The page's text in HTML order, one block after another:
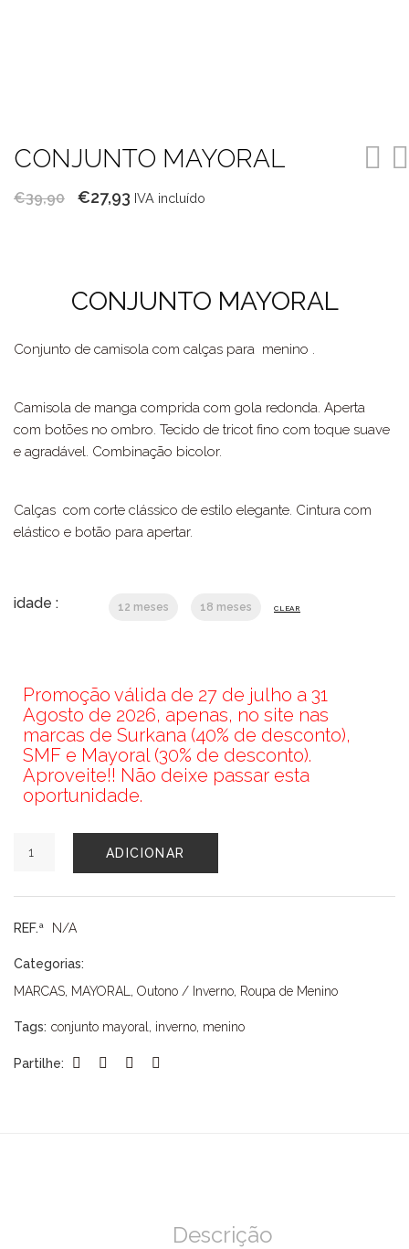
CONJUNTO MAYORAL
€39,90
O
€39,90.
€27,93 O
€27,93.
IVA incluído
CONJUNTO MAYORAL
Conjunto de camisola com calças para menino .
Camisola de manga comprida com gola redonda. Aperta
com botões no ombro. Tecido de tricot fino com toque suave
e agradável. Combinação bicolor.
Calças com corte clássico de estilo elegante. Cintura com
elástico e botão para apertar.
idade : 12 meses 18 meses CLEAR
Promoção válida de 27 de julho a 31
Agosto de 2026, apenas, no site nas
marcas de Surkana (40% de desconto),
SMF e Mayoral (30% de desconto).
Aproveite!! Não deixe passar esta
oportunidade.
de
MAYORAL
ADICIONAR
REF.ª N/A
Categorias:
MARCAS, MAYORAL , Outono / Inverno, Roupa de Menino
Tags: conjunto mayoral , inverno, menino
Partilhe:
Descrição